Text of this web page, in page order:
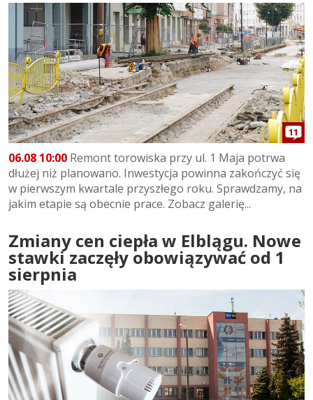
11
06.08 10:00 Remont torowiska przy ul. 1 Maja potrwa
dłużej niż planowano. Inwestycja powinna zakończyć się
w pierwszym kwartale przyszłego roku. Sprawdzamy, na
jakim etapie są obecnie prace. Zobacz galerię...
Zmiany cen ciepła w Elblągu. Nowe
stawki zaczęły obowiązywać od 1
sierpnia